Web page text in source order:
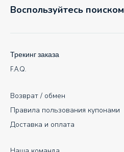
Воспользуйтесь поиском
Возврат / обмен
Правила пользования купонами
Доставка и оплата
Трекинг заказа
F.A.Q.